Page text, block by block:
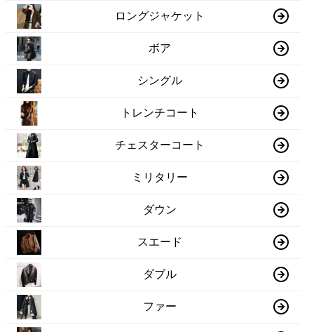
ロングジャケット
ボア
シングル
トレンチコート
チェスターコート
ミリタリー
ダウン
スエード
ダブル
ファー